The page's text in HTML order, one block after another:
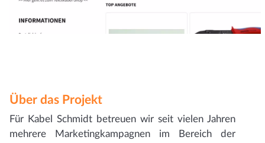
Über das Projekt
Für Kabel Schmidt betreuen wir seit vielen Jahren
mehrere Marketingkampagnen im Bereich der